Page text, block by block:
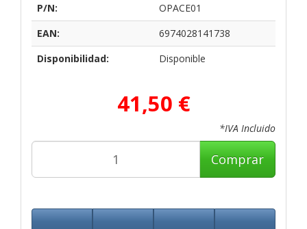
P/N:
OPACE01
EAN:
6974028141738
Disponibilidad:
Disponible
41,50 €
*IVA Incluido
Comprar